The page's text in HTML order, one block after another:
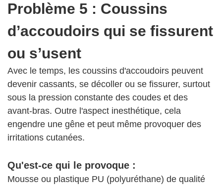
Problème 5 : Coussins
d’accoudoirs qui se fissurent
ou s’usent
Avec le temps, les coussins d'accoudoirs peuvent
devenir cassants, se décoller ou se fissurer, surtout
sous la pression constante des coudes et des
avant-bras. Outre l'aspect inesthétique, cela
engendre une gêne et peut même provoquer des
irritations cutanées.
Qu'est-ce qui le provoque :
Mousse ou plastique PU (polyuréthane) de qualité